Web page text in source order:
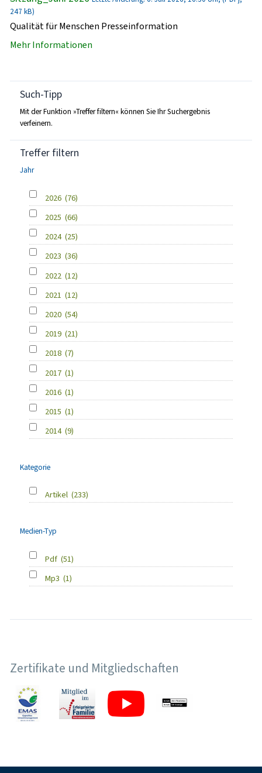
247 kB)
Qualität für Menschen Presseinformation
Mehr Informationen
Such-Tipp
Mit der Funktion »Treffer filtern« können Sie Ihr Suchergebnis
verfeinern.
Treffer filtern
Jahr
2026 (76)
2025 (66)
2024 (25)
2023 (36)
2022 (12)
2021 (12)
2020 (54)
2019 (21)
2018 (7)
2017 (1)
2016 (1)
2015 (1)
2014 (9)
Kategorie
Artikel (233)
Medien-Typ
Pdf (51)
Mp3 (1)
Zertifikate und Mitgliedschaften